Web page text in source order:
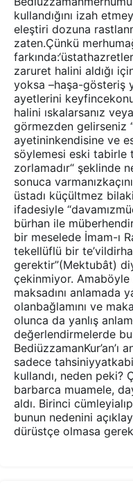
kullandığını izah
eleştiri dozuna
zaten.Çünkü
zaruret halini aldığı
yoksa –haşa-gösteriş
ayetlerini
halini ıskalarsanız
görmezden gelirseniz
ayetininkendisine ve
söylemesi eski
zorlamadır“ şeklinde
sonuca
üstadı küçültmez
ifadesiyle
bürhan ile
bir meselede İmam-ı
tekellüflü bir
gerektir”(Mektubât)
çekinmiyor.
maksadını anlamada
olanbağlamını ve
olunca da yanlış
değerlendirmelerde
sadece
kullandı, neden peki?
barbarca muamele,
aldı. Birinci
bunun nedenini
dürüstçe olmasa